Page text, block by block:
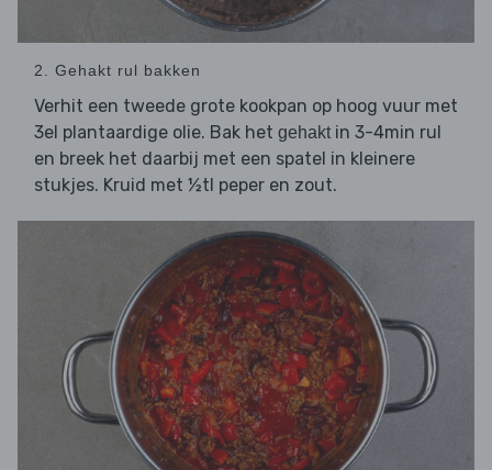
2. Gehakt rul bakken
Verhit een tweede grote kookpan op hoog vuur met
3el plantaardige olie. Bak het gehaktin 3-4min rul
en breek het daarbij met een spatel in kleinere
stukjes. Kruid met ½tl peper en zout.